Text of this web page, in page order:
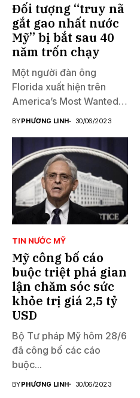
Đối tượng “truy nã
gắt gao nhất nước
Mỹ” bị bắt sau 40
năm trốn chạy
Một người đàn ông
Florida xuất hiện trên
America’s Most Wanted
đã...
BYPHƯƠNG LINH 30/06/2023
TIN NƯỚC MỸ
Mỹ công bố cáo
buộc triệt phá gian
lận chăm sóc sức
khỏe trị giá 2,5 tỷ
USD
Bộ Tư pháp Mỹ hôm 28/6
đã công bố các cáo
buộc...
BYPHƯƠNG LINH 30/06/2023